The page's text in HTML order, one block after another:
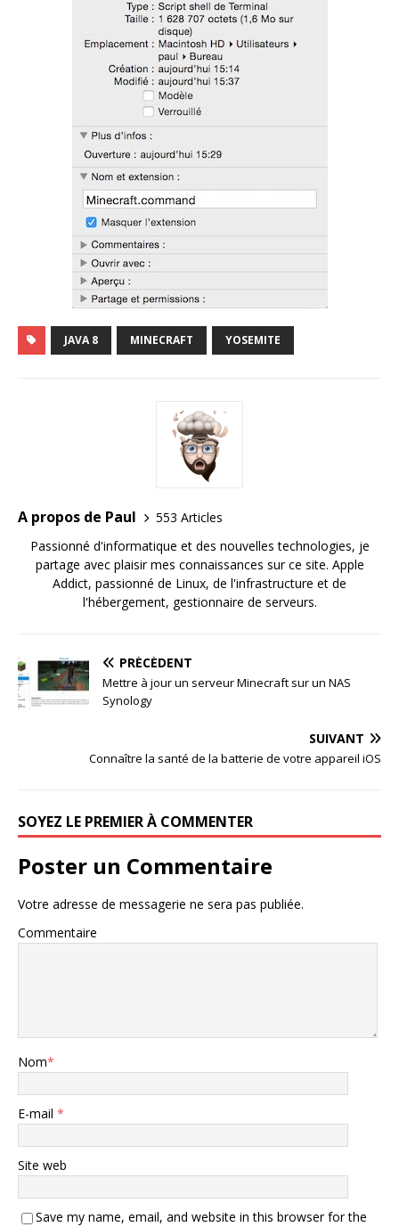
JAVA 8 MINECRAFT YOSEMITE
A propos de Paul
553 Articles
Passionné d'informatique et des nouvelles technologies, je
partage avec plaisir mes connaissances sur ce site. Apple
Addict, passionné de Linux, de l'infrastructure et de
l'hébergement, gestionnaire de serveurs.
PRÉCÉDENT
Mettre à jour un serveur Minecraft sur un NAS
Synology
SUIVANT
Connaître la santé de la batterie de votre appareil iOS
SOYEZ LE PREMIER À COMMENTER
Poster un Commentaire
Votre adresse de messagerie ne sera pas publiée.
Commentaire
Nom*
E-mail *
Site web
Save my name, email, and website in this browser for the